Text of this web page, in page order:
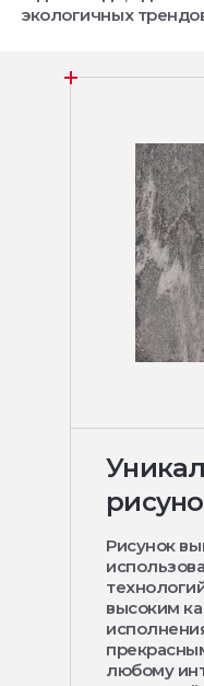
экологичных
Рисунок
высоким
любому